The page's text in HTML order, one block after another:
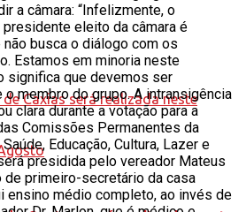
a câmara: “Infelizmente, o
eleito da câmara é
busca o diálogo com os
Estamos em minoria neste
significa que devemos ser
membro do grupo. A intransigência
clara durante a votação para a
Comissões Permanentes da
Educação, Cultura, Lazer e
presidida pelo vereador Mateus
de primeiro-secretário da casa
ensino médio completo, ao invés de